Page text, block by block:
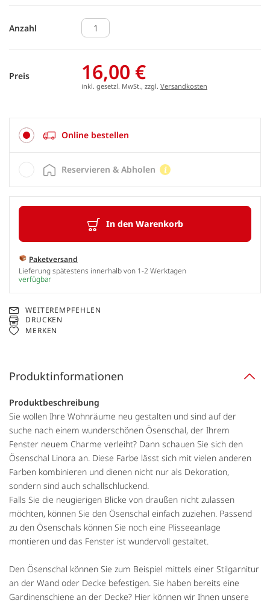
Anzahl
Preis 16,00 €
inkl. gesetzl. MwSt., zzgl. Versandkosten
Online bestellen
In den Warenkorb
Paketversand
Lieferung spätestens innerhalb von 1-2 Werktagen
verfügbar
Reservieren & Abholen
WEITEREMPFEHLEN
DRUCKEN
MERKEN
Produktinformationen
Produktbeschreibung
Sie wollen Ihre Wohnräume neu gestalten und sind auf der
suche nach einem wunderschönen Ösenschal, der Ihrem
Fenster neuem Charme verleiht? Dann schauen Sie sich den
Ösenschal Linora an. Diese Farbe lässt sich mit vielen anderen
Farben kombinieren und dienen nicht nur als Dekoration,
sondern sind auch schallschluckend.
Falls Sie die neugierigen Blicke von draußen nicht zulassen
möchten, können Sie den Ösenschal einfach zuziehen. Passend
zu den Ösenschals können Sie noch eine Plisseeanlage
montieren und das Fenster ist wundervoll gestaltet.
Den Ösenschal können Sie zum Beispiel mittels einer Stilgarnitur
an der Wand oder Decke befestigen. Sie haben bereits eine
Gardinenschiene an der Decke? Hier können wir Ihnen unsere